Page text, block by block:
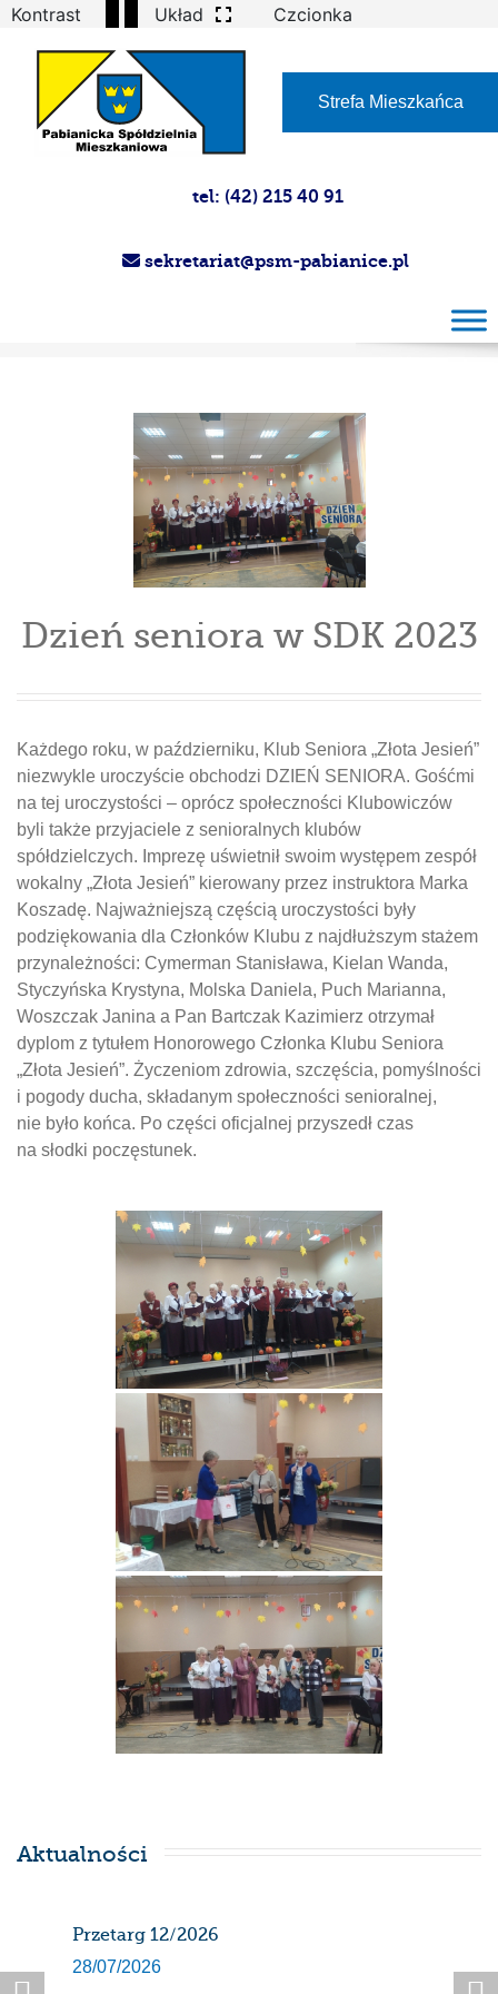
Kontrast Układ Czcionka
Strefa Mieszkańca
tel: (42) 215 40 91
sekretariat@psm-pabianice.pl
Dzień seniora w SDK 2023
Każdego roku, w październiku, Klub Seniora „Złota Jesień”
niezwykle uroczyście obchodzi DZIEŃ SENIORA. Gośćmi
na tej uroczystości – oprócz społeczności Klubowiczów
byli także przyjaciele z senioralnych klubów
spółdzielczych. Imprezę uświetnił swoim występem zespół
wokalny „Złota Jesień” kierowany przez instruktora Marka
Koszadę. Najważniejszą częścią uroczystości były
podziękowania dla Członków Klubu z najdłuższym stażem
przynależności: Cymerman Stanisława, Kielan Wanda,
Styczyńska Krystyna, Molska Daniela, Puch Marianna,
Woszczak Janina a Pan Bartczak Kazimierz otrzymał
dyplom z tytułem Honorowego Członka Klubu Seniora
„Złota Jesień”. Życzeniom zdrowia, szczęścia, pomyślności
i pogody ducha, składanym społeczności senioralnej,
nie było końca. Po części oficjalnej przyszedł czas
na słodki poczęstunek.
Aktualności
Przetarg 12/2026
28/07/2026